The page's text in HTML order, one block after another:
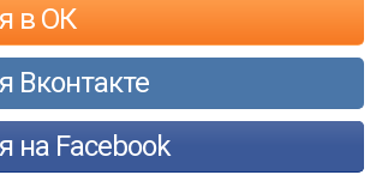
в ОК
Вконтакте
на Facebook